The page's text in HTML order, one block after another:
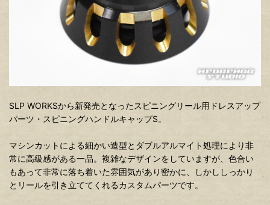
SLP WORKSから新発売となったスピニングリール用ドレスアップ
パーツ・スピニングハンドルキャップS。
マシンカットによる細かい造型とダブルアルマイト処理により非
常に高級感がある一品。複雑なデザインをしていますが、色合い
もあって非常に落ち着いた雰囲気があり密かに、しかししっかり
とリールを引き立ててくれるカスタムパーツです。